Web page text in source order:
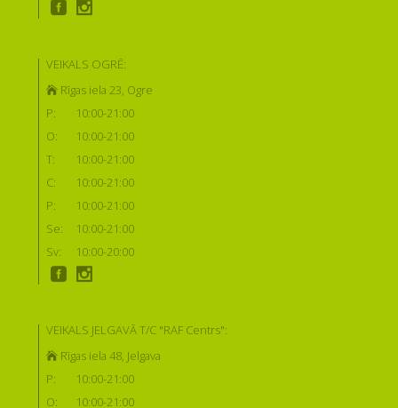
VEIKALS OGRĒ:
Rīgas iela 23, Ogre
P:
10:00-21:00
O:
10:00-21:00
T:
10:00-21:00
C:
10:00-21:00
P:
10:00-21:00
Se:
10:00-21:00
Sv:
10:00-20:00
VEIKALS JELGAVĀ T/C "RAF Centrs":
Rīgas iela 48, Jelgava
P:
10:00-21:00
O:
10:00-21:00